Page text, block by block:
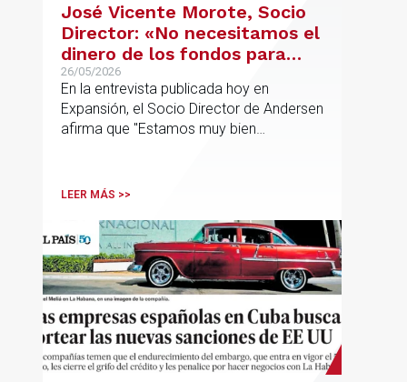
José Vicente Morote, Socio
Director: «No necesitamos el
dinero de los fondos para
desarrollar nuestro
proyecto»
26/05/2026
En la entrevista publicada hoy en
Expansión, el Socio Director de Andersen
afirma que "Estamos muy bien
tenemos y ese es el modelo que vamos
LEER MÁS >>